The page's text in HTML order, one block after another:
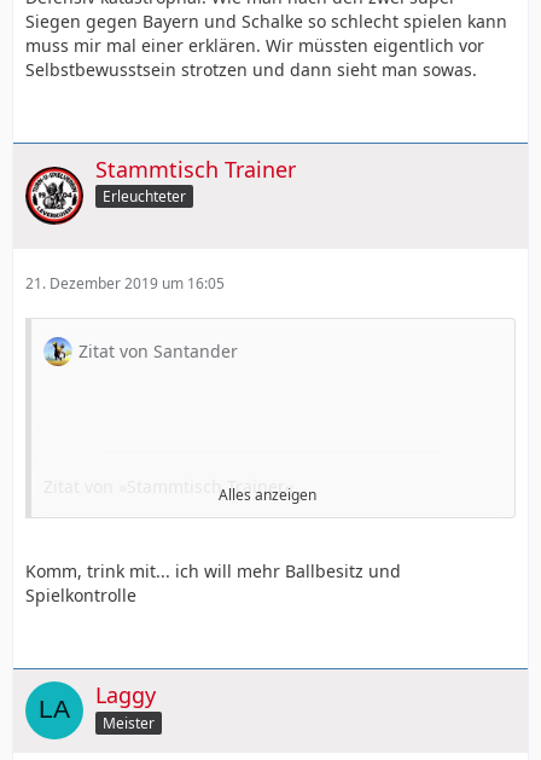
Siegen gegen Bayern und Schalke so schlecht spielen kann
muss mir mal einer erklären. Wir müssten eigentlich vor
Selbstbewusstsein strotzen und dann sieht man sowas.
Stammtisch Trainer
Erleuchteter
21. Dezember 2019 um 16:05
Zitat von Santander
Zitat von »Stammtisch Trainer«
Wir machen das bis zum 16er sehr gut.
Wir machen auch tolle Arbeit gegen den Ball.
Eigentluch Top Team. Aber wir sind in Halbzeit 7 am
Stück und immer noch kein Tor....
Trinkst du? Wir spielen Driss!
Alles anzeigen
Komm, trink mit... ich will mehr Ballbesitz und
Spielkontrolle
Laggy
Meister